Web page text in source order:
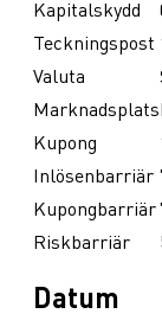
Kapitalskydd
Teckningspost
Valuta
Marknadsplats
Kupong
Inlösenbarriär
Kupongbarriär
Riskbarriär
Datum